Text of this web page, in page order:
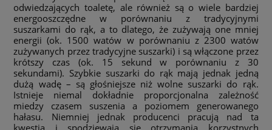
odwiedzających toaletę, ale również są o wiele bardziej
energooszczędne w porównaniu z tradycyjnymi
suszarkami do rąk, a to dlatego, że zużywają one mniej
energii (ok. 1500 watów w porównaniu z 2300 watów
zużywanych przez tradycyjne suszarki) i są włączone przez
krótszy czas (ok. 15 sekund w porównaniu z 30
sekundami). Szybkie suszarki do rąk mają jednak jedną
dużą wadę – są głośniejsze niż wolne suszarki do rąk.
Istnieje niemal dokładnie proporcjonalna zależność
miedzy czasem suszenia a poziomem generowanego
hałasu. Niemniej jednak producenci pracują nad ta
kwestią i spodziewają się otrzymania korzystnych